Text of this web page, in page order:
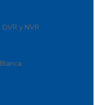
y NVR